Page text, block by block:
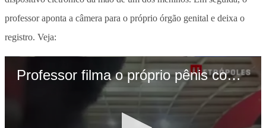
professor aponta a câmera para o próprio órgão genital e deixa o
registro. Veja: